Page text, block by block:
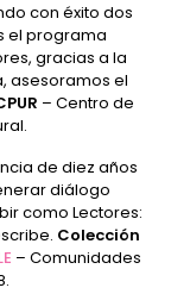
con éxito dos
el programa
gracias a la
asesoramos el
– Centro de
de diez años
diálogo
como Lectores:
Colección
– Comunidades